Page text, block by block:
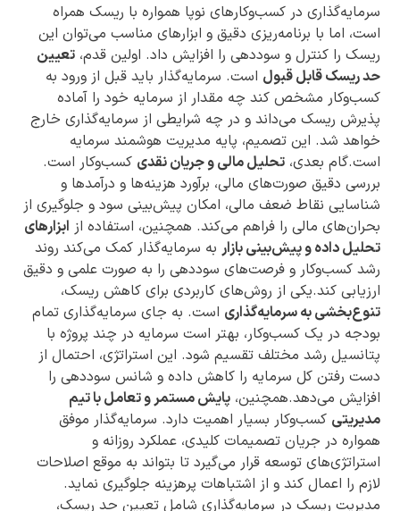
سرمایه‌گذاری در کسب‌وکارهای نوپا همواره با ریسک همراه
است، اما با برنامه‌ریزی دقیق و ابزارهای مناسب می‌توان این
ریسک را کنترل و سوددهی را افزایش داد. اولین قدم، تعیین
حد ریسک قابل قبول است. سرمایه‌گذار باید قبل از ورود به
کسب‌وکار مشخص کند چه مقدار از سرمایه خود را آماده
پذیرش ریسک می‌داند و در چه شرایطی از سرمایه‌گذاری خارج
خواهد شد. این تصمیم، پایه مدیریت هوشمند سرمایه
است.گام بعدی، تحلیل مالی و جریان نقدی کسب‌وکار است.
بررسی دقیق صورت‌های مالی، برآورد هزینه‌ها و درآمدها و
شناسایی نقاط ضعف مالی، امکان پیش‌بینی سود و جلوگیری از
بحران‌های مالی را فراهم می‌کند. همچنین، استفاده از ابزارهای
تحلیل داده و پیش‌بینی بازار به سرمایه‌گذار کمک می‌کند روند
رشد کسب‌وکار و فرصت‌های سوددهی را به صورت علمی و دقیق
ارزیابی کند.یکی از روش‌های کاربردی برای کاهش ریسک،
تنوع‌بخشی به سرمایه‌گذاری است. به جای سرمایه‌گذاری تمام
بودجه در یک کسب‌وکار، بهتر است سرمایه در چند پروژه با
پتانسیل رشد مختلف تقسیم شود. این استراتژی، احتمال از
دست رفتن کل سرمایه را کاهش داده و شانس سوددهی را
افزایش می‌دهد.همچنین، پایش مستمر و تعامل با تیم
مدیریتی کسب‌وکار بسیار اهمیت دارد. سرمایه‌گذار موفق
همواره در جریان تصمیمات کلیدی، عملکرد روزانه و
استراتژی‌های توسعه قرار می‌گیرد تا بتواند به موقع اصلاحات
لازم را اعمال کند و از اشتباهات پرهزینه جلوگیری نماید.
مدیریت ریسک در سرمایه‌گذاری شامل تعیین حد ریسک،